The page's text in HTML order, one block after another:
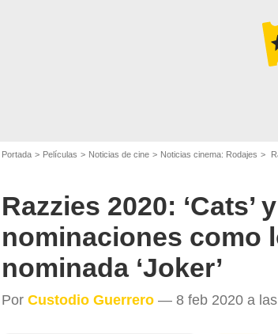
Portada Películas Noticias de cine Noticias cinema: Rodajes
Razzies 2020: ‘Cats’
nominaciones como
nominada ‘Joker’
Por Custodio Guerrero — 8 feb 2020 a